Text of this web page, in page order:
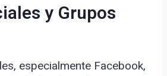
y Grupos
especialmente Facebook,